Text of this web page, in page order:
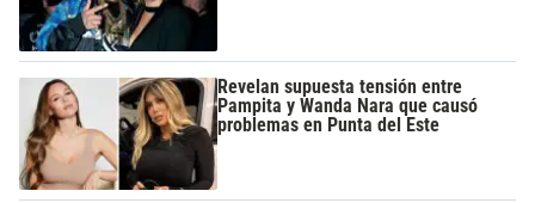
Revelan supuesta tensión entre
Pampita y Wanda Nara que causó
problemas en Punta del Este